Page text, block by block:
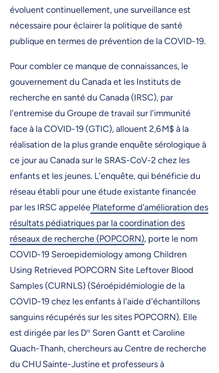
évoluent continuellement, une surveillance est
nécessaire pour éclairer la politique de santé
publique en termes de prévention de la COVID-19.
Pour combler ce manque de connaissances, le
gouvernement du Canada et les Instituts de
recherche en santé du Canada (IRSC), par
l'entremise du Groupe de travail sur l'immunité
face à la COVID-19 (GTIC), allouent 2,6 M$ à la
réalisation de la plus grande enquête sérologique à
ce jour au Canada sur le SRAS-CoV-2 chez les
enfants et les jeunes. L'enquête, qui bénéficie du
réseau établi pour une étude existante financée
par les IRSC appelée Plateforme d’amélioration des
résultats pédiatriques par la coordination des
réseaux de recherche (POPCORN), porte le nom
COVID-19 Seroepidemiology among Children
Using Retrieved POPCORN Site Leftover Blood
Samples (CURNLS) (Séroépidémiologie de la
COVID-19 chez les enfants à l'aide d'échantillons
sanguins récupérés sur les sites POPCORN). Elle
est dirigée par les Drs Soren Gantt et Caroline
Quach-Thanh, chercheurs au Centre de recherche
du CHU Sainte-Justine et professeurs à